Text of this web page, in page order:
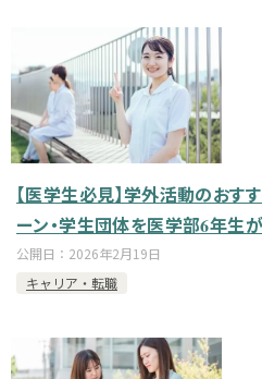
【医学生必見】学外活動のおす
ーン・学生団体を医学部6年生
公開日： 2026年2月19日
キャリア・転職